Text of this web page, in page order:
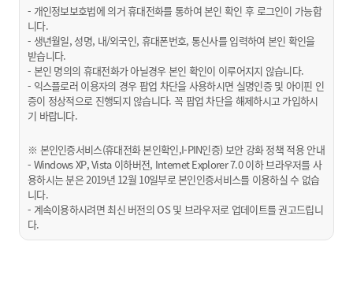
- 개인정보보호법에 의거 휴대전화를 통하여 본인 확인 후 로그인이 가능합
니다.
- 생년월일, 성명, 내/외국인, 휴대폰번호, 통신사를 입력하여 본인 확인을
받습니다.
- 본인 명의의 휴대전화가 아닐경우 본인 확인이 이루어지지 않습니다.
- 익스플로러 이용자의 경우 팝업 차단을 사용하시면 실명인증 및 아이핀 인
증이 정상적으로 진행되지 않습니다. 꼭 팝업 차단을 해제하시고 가입하시
기 바랍니다.
※ 본인인증서비스(휴대전화 본인확인,I-PIN인증) 보안 강화 정책 적용 안내
- Windows XP, Vista 이하버전, Internet Explorer 7.0 이하 브라우저를 사
용하시는 분은 2019년 12월 10일부로 본인인증서비스를 이용하실 수 없습
니다.
- 계속이용하시려면 최신 버전의 OS 및 브라우저로 업데이트를 권고드립니
다.